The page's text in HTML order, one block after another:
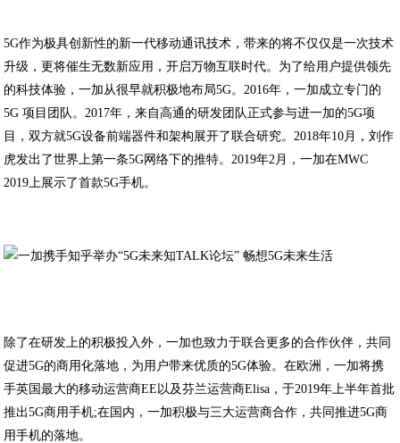
5G作为极具创新性的新一代移动通讯技术，带来的将不仅仅是一次技术
升级，更将催生无数新应用，开启万物互联时代。为了给用户提供领先
的科技体验，一加从很早就积极地布局5G。2016年，一加成立专门的
5G 项目团队。2017年，来自高通的研发团队正式参与进一加的5G项
目，双方就5G设备前端器件和架构展开了联合研究。2018年10月，刘作
虎发出了世界上第一条5G网络下的推特。2019年2月，一加在MWC
2019上展示了首款5G手机。
除了在研发上的积极投入外，一加也致力于联合更多的合作伙伴，共同
促进5G的商用化落地，为用户带来优质的5G体验。在欧洲，一加将携
手英国最大的移动运营商EE以及芬兰运营商Elisa，于2019年上半年首批
推出5G商用手机;在国内，一加积极与三大运营商合作，共同推进5G商
用手机的落地。